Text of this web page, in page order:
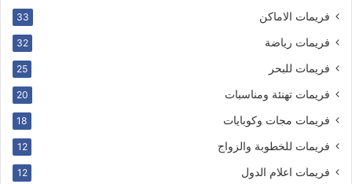
فريمات الاماكن 33
فريمات رياضة 32
فريمات للبحر 25
فريمات تهنئة ومناسبات 20
فريمات مجات وكوبايات 18
فريمات للخطوبة والزواج 12
فريمات اعلام الدول 12